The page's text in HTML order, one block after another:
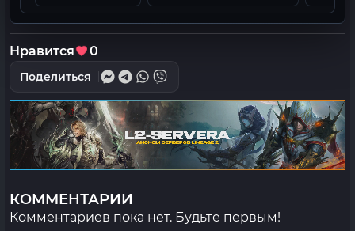
Нравится 0
Поделиться
КОММЕНТАРИИ
Комментариев пока нет. Будьте первым!